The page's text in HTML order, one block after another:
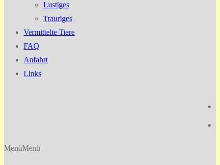
Lustiges
Trauriges
Vermittelte Tiere
FAQ
Anfahrt
Links
MenüMenü